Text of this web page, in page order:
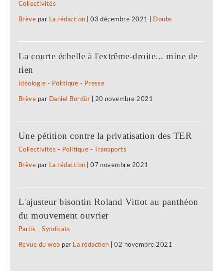
Collectivités
Brève par La rédaction |03 décembre 2021 Doubs
La courte échelle à l'extrême-droite... mine de
rien
Idéologie - Politique - Presse
Brève par Daniel Bordür 20 novembre 2021
Une pétition contre la privatisation des TER
Collectivités - Politique - Transports
Brève par La rédaction |07 novembre 2021
L'ajusteur bisontin Roland Vittot au panthéon
du mouvement ouvrier
Partis -Syndicats
Revue du web par La rédaction |02 novembre 2021